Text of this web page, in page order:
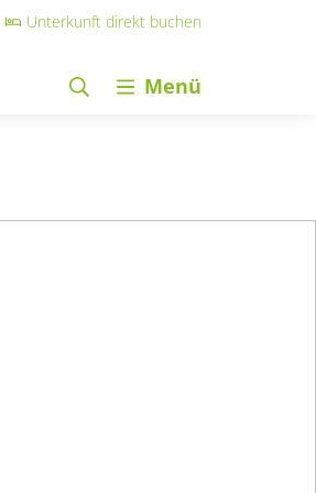
Unterkunft direkt buchen
Menü